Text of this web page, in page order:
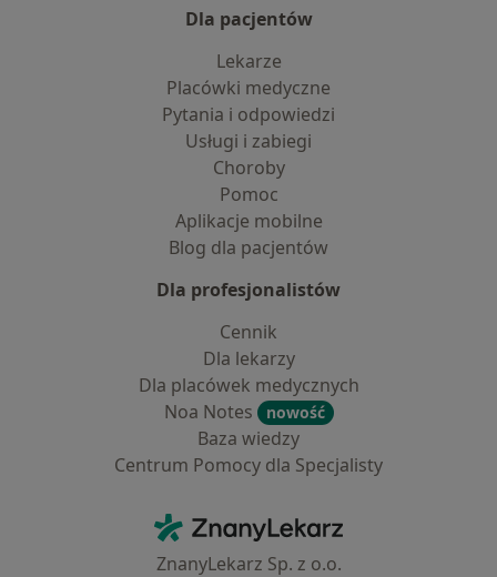
Dla pacjentów
Lekarze
Placówki medyczne
Pytania i odpowiedzi
Usługi i zabiegi
Choroby
Pomoc
Aplikacje mobilne
Blog dla pacjentów
Dla profesjonalistów
Cennik
Dla lekarzy
Dla placówek medycznych
Noa Notes
nowość
Baza wiedzy
Centrum Pomocy dla Specjalisty
ZnanyLekarz - Strona główna
ZnanyLekarz Sp. z o.o.